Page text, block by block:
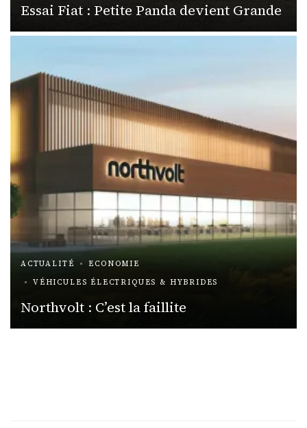
Essai Fiat : Petite Panda devient Grande
ACTUALITÉ
ECONOMIE
VÉHICULES ÉLECTRIQUES & HYBRIDES
Northvolt : C’est la faillite